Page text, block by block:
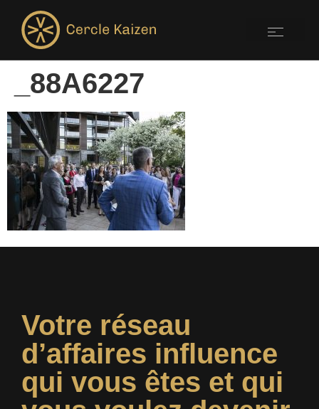
_88A6227
Votre réseau
d’affaires influence
qui vous êtes et qui